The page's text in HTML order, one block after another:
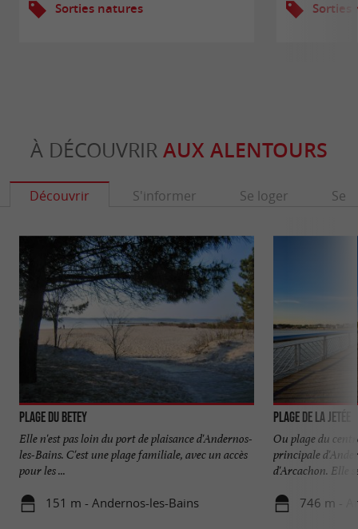
Sorties natures Sorties
À DÉCOUVRIR AUX ALENTOURS
Découvrir S'informer Se loger Se
Plage du Betey
Elle n'est pas loin du port de plaisance d'Andernos-
les-Bains. C'est une plage familiale, avec un accès
pour les ...
151 m - Andernos-les-Bains
Plage de la Jetée
Ou plage du
principale
d'Arcachon. Elle
746 m -